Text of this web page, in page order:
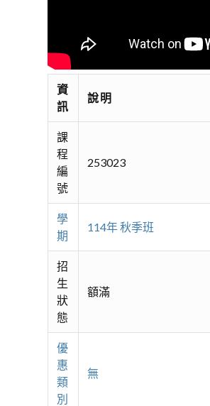
資
訊
說明
課
程
編
號
253023
學
期
114年 秋季班
招
生
狀
態
額滿
優
惠
類
別
無